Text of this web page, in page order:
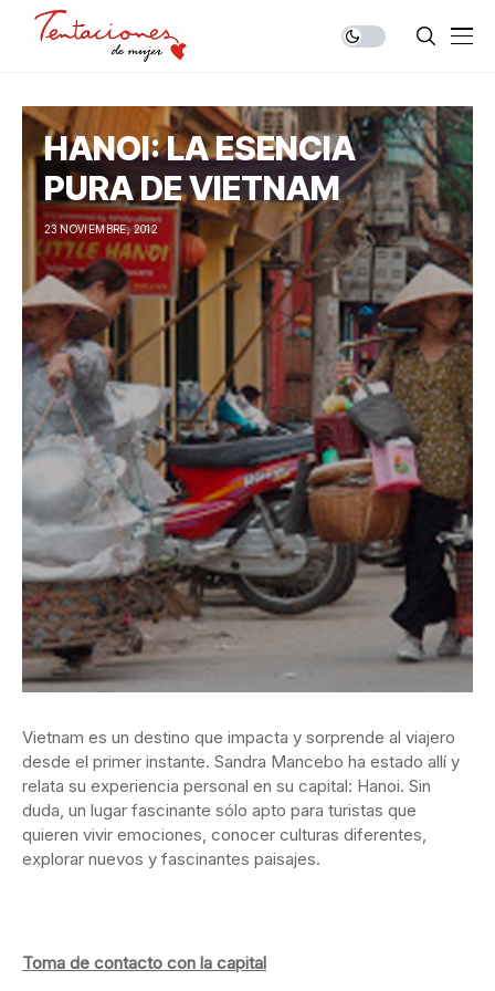
HANOI: LA ESENCIA
PURA DE VIETNAM
23 NOVIEMBRE, 2012
Vietnam es un destino que impacta y sorprende al viajero
desde el primer instante. Sandra Mancebo ha estado allí y
relata su experiencia personal en su capital: Hanoi. Sin
duda, un lugar fascinante sólo apto para turistas que
quieren vivir emociones, conocer culturas diferentes,
explorar nuevos y fascinantes paisajes.
Toma de contacto con la capital